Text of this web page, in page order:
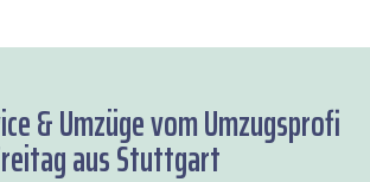
& Umzüge vom Umzugsprofi
aus Stuttgart